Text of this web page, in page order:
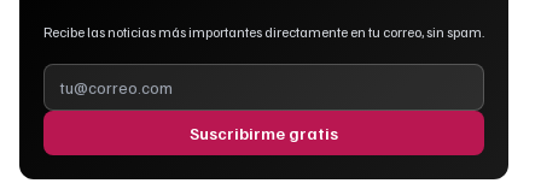
Recibe las noticias más importantes directamente en tu correo, sin spam.
Suscribirme gratis